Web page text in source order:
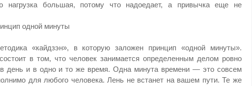
нагрузка большая, потому что надоедает, а привычка еще не
одной минуты
«кайдзэн», в которую заложен принцип «одной минуты».
в том, что человек занимается определенным делом ровно
день и в одно и то же время. Одна минута времени — это совсем
для любого человека. Лень не встанет на вашем пути. Те же